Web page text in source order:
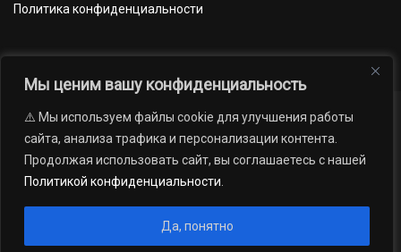
Мы ценим вашу конфиденциальность
⚠️ Мы используем файлы cookie для улучшения работы
сайта, анализа трафика и персонализации контента.
Продолжая использовать сайт, вы соглашаетесь с нашей
Политикой конфиденциальности
Да, понятно
Политика конфиденциальности
Новости Наши проекты
Официально
АРХИВ
16+
газеты «Миасский рабочий»; Областное государственное учреждение
«Издательский дом «Губерния». Все права защищены.
Андрей Петрович Попов